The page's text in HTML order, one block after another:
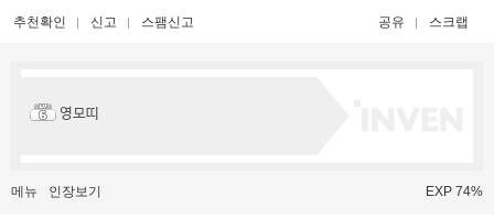
추천확인 신고 스팸신고 공유 스크랩
영모띠
메뉴 인장보기 EXP 74%